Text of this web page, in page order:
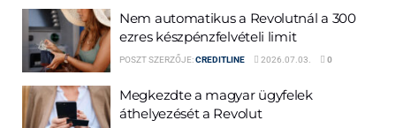
Nem automatikus a Revolutnál a 300
ezres készpénzfelvételi limit
POSZT SZERZŐJE:CREDITLINE 2026.07.03. 0
Megkezdte a magyar ügyfelek
áthelyezését a Revolut